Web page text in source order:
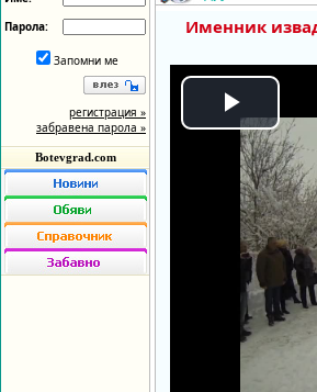
Парола:
Запомни ме
регистрация »
забравена парола »
Botevgrad.com
Именник
Play
Video